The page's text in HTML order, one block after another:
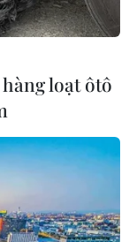
loạt ôtô